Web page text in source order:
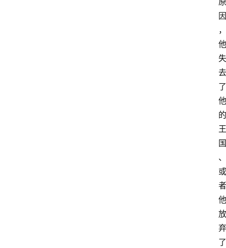
因
，
他
失
去
了
他
的
王
国
、
或
者
他
放
弃
了